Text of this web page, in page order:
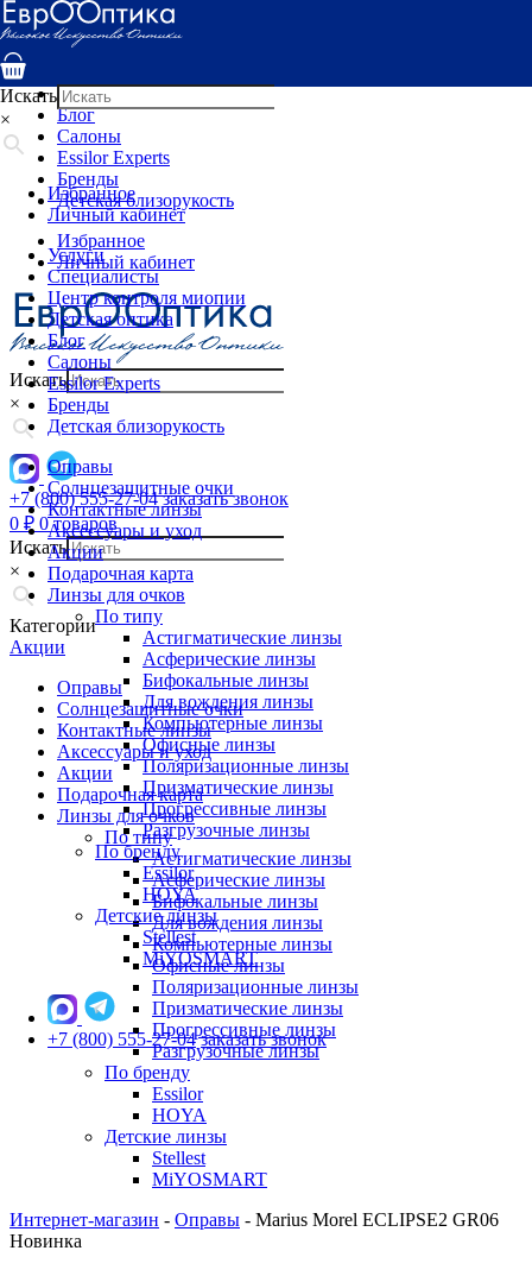
Услуги
Специалисты
Детская оптика
Блог
Салоны
Essilor Experts
Бренды
Детская близорукость
Избранное
Личный кабинет
Искать
×
+7 (800) 555-27-04 заказать звонок
0 ₽ 0 товаров
Искать
×
Категории
Акции
Оправы
Солнцезащитные очки
Контактные линзы
Аксессуары и уход
Акции
Подарочная карта
Линзы для очков
По типу
Астигматические линзы
Асферические линзы
Бифокальные линзы
Для вождения линзы
Компьютерные линзы
Офисные линзы
Поляризационные линзы
Призматические линзы
Прогрессивные линзы
Разгрузочные линзы
По бренду
Essilor
HOYA
Детские линзы
Stellest
MiYOSMART
Искать
×
Избранное
Личный кабинет
Услуги
Специалисты
Центр контроля миопии
Детская оптика
Блог
Салоны
Essilor Experts
Бренды
Детская близорукость
Оправы
Солнцезащитные очки
Контактные линзы
Аксессуары и уход
Акции
Подарочная карта
Линзы для очков
По типу
Астигматические линзы
Асферические линзы
Бифокальные линзы
Для вождения линзы
Компьютерные линзы
Офисные линзы
Поляризационные линзы
Призматические линзы
Прогрессивные линзы
Разгрузочные линзы
По бренду
Essilor
HOYA
Детские линзы
Stellest
MiYOSMART
+7 (800) 555-27-04 заказать звонок
Интернет-магазин - Оправы - Marius Morel ECLIPSE2 GR06
Новинка